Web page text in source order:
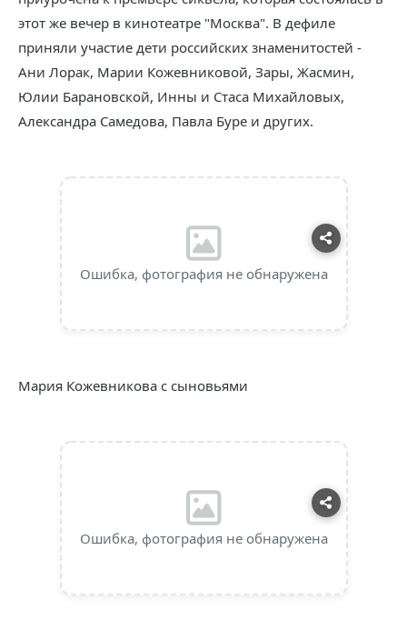
этот же вечер в кинотеатре "Москва". В дефиле
приняли участие дети российских знаменитостей -
Ани Лорак, Марии Кожевниковой, Зары, Жасмин,
Юлии Барановской, Инны и Стаса Михайловых,
Александра Самедова, Павла Буре и других.
Ошибка, фотография не обнаружена
Мария Кожевникова с сыновьями
Ошибка, фотография не обнаружена